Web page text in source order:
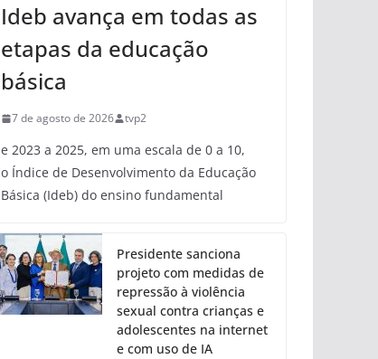
Ideb avança em todas as
etapas da educação
básica
7 de agosto de 2026 tvp2
e 2023 a 2025, em uma escala de 0 a 10,
o Índice de Desenvolvimento da Educação
Básica (Ideb) do ensino fundamental
Presidente sanciona
projeto com medidas de
repressão à violência
sexual contra crianças e
adolescentes na internet
e com uso de IA